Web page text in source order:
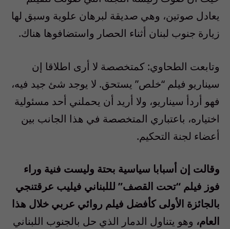
يعادل صوتين، وهي صديقة لبرهان علوية وسبق لها
زيارة جنوب لبنان أثناء الحصار واستضافوها هناك.
وتابعت الطحاوي: كمتخصصة لا أرى اطلاقا إن
سيناريو فيلم “خلص” يستحق. لا يوجد شئ جيد فيه،
فهو أردأ سيناريو، ولا أريد أن يحملني أحد مسئولية
اختياره، باعتباري المتخصصة في هذا الجانب بين
أعضاء لجنة التحكيم.
وقالت إن أسبابا سياسية بحتة وليست فنية وراء
فوز فيلم “تحت القصف” لللبناني فيليب عرقتنجي
بالجائزة الأولى كأفضل فيلم روائي عربي خلال هذا
العام، وهو يتناول الدمار الذي حل بالجنوب اللبناني